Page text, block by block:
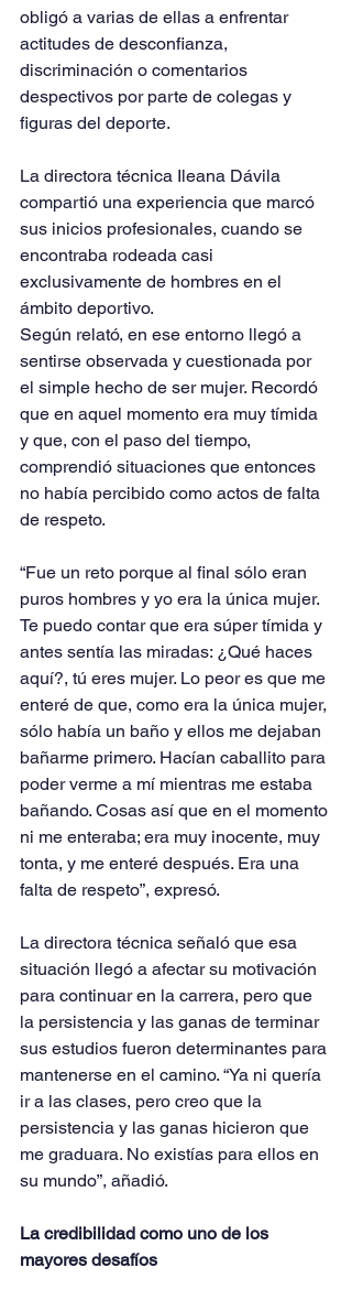
obligó a varias de ellas a enfrentar
actitudes de desconfianza,
discriminación o comentarios
despectivos por parte de colegas y
figuras del deporte.
La directora técnica Ileana Dávila
compartió una experiencia que marcó
sus inicios profesionales, cuando se
encontraba rodeada casi
exclusivamente de hombres en el
ámbito deportivo.
Según relató, en ese entorno llegó a
sentirse observada y cuestionada por
el simple hecho de ser mujer. Recordó
que en aquel momento era muy tímida
y que, con el paso del tiempo,
comprendió situaciones que entonces
no había percibido como actos de falta
de respeto.
“Fue un reto porque al final sólo eran
puros hombres y yo era la única mujer.
Te puedo contar que era súper tímida y
antes sentía las miradas: ¿Qué haces
aquí?, tú eres mujer. Lo peor es que me
enteré de que, como era la única mujer,
sólo había un baño y ellos me dejaban
bañarme primero. Hacían caballito para
poder verme a mí mientras me estaba
bañando. Cosas así que en el momento
ni me enteraba; era muy inocente, muy
tonta, y me enteré después. Era una
falta de respeto”, expresó.
La directora técnica señaló que esa
situación llegó a afectar su motivación
para continuar en la carrera, pero que
la persistencia y las ganas de terminar
sus estudios fueron determinantes para
mantenerse en el camino. “Ya ni quería
ir a las clases, pero creo que la
persistencia y las ganas hicieron que
me graduara. No existías para ellos en
su mundo”, añadió.
La credibilidad como uno de los
mayores desafíos